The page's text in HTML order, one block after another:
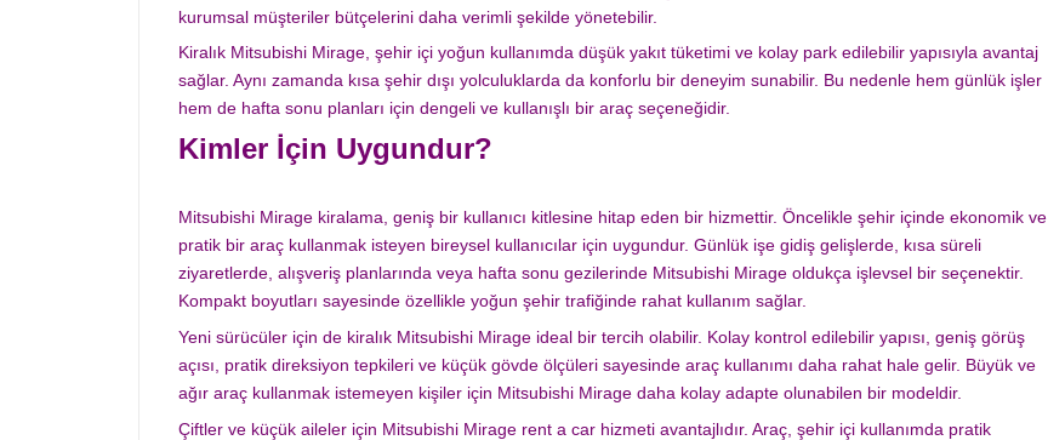
kurumsal müşteriler bütçelerini daha verimli şekilde yönetebilir.
Kiralık Mitsubishi Mirage, şehir içi yoğun kullanımda düşük yakıt tüketimi ve kolay park edilebilir yapısıyla avantaj
sağlar. Aynı zamanda kısa şehir dışı yolculuklarda da konforlu bir deneyim sunabilir. Bu nedenle hem günlük işler
hem de hafta sonu planları için dengeli ve kullanışlı bir araç seçeneğidir.
Kimler İçin Uygundur?
Mitsubishi Mirage kiralama, geniş bir kullanıcı kitlesine hitap eden bir hizmettir. Öncelikle şehir içinde ekonomik ve
pratik bir araç kullanmak isteyen bireysel kullanıcılar için uygundur. Günlük işe gidiş gelişlerde, kısa süreli
ziyaretlerde, alışveriş planlarında veya hafta sonu gezilerinde Mitsubishi Mirage oldukça işlevsel bir seçenektir.
Kompakt boyutları sayesinde özellikle yoğun şehir trafiğinde rahat kullanım sağlar.
Yeni sürücüler için de kiralık Mitsubishi Mirage ideal bir tercih olabilir. Kolay kontrol edilebilir yapısı, geniş görüş
açısı, pratik direksiyon tepkileri ve küçük gövde ölçüleri sayesinde araç kullanımı daha rahat hale gelir. Büyük ve
ağır araç kullanmak istemeyen kişiler için Mitsubishi Mirage daha kolay adapte olunabilen bir modeldir.
Çiftler ve küçük aileler için Mitsubishi Mirage rent a car hizmeti avantajlıdır. Araç, şehir içi kullanımda pratik